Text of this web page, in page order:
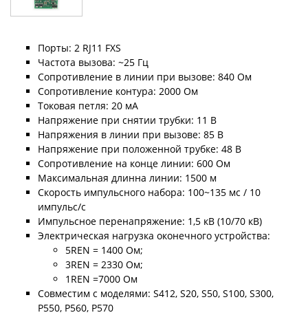
Порты: 2 RJ11 FXS
Частота вызова: ~25 Гц
Сопротивление в линии при вызове: 840 Ом
Сопротивление контура: 2000 Ом
Токовая петля: 20 мА
Напряжение при снятии трубки: 11 В
Напряжения в линии при вызове: 85 В
Напряжение при положенной трубке: 48 В
Сопротивление на конце линии: 600 Ом
Максимальная длинна линии: 1500 м
Скорость импульсного набора: 100~135 мс / 10
импульс/с
Импульсное перенапряжение: 1,5 кВ (10/70 кВ)
Электрическая нагрузка оконечного устройства:
5REN = 1400 Ом;
3REN = 2330 Ом;
1REN =7000 Ом
Совместим с моделями: S412, S20, S50, S100, S300,
P550, P560, P570